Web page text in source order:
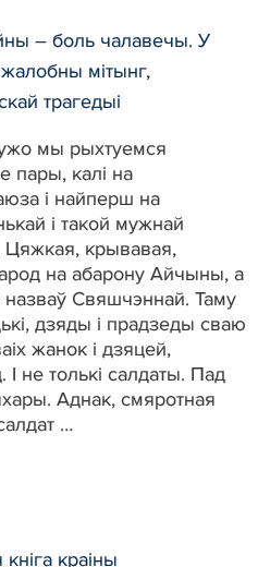
– боль чалавечы. У
мітынг,
трагедыі
мы рыхтуемся
пары, калі на
і найперш на
і такой мужнай
Цяжкая, крывавая,
на абарону Айчыны, а
Свяшчэннай. Таму
дзяды і прадзеды сваю
жанок і дзяцей,
не толькі салдаты. Пад
Аднак, смяротная
…
краіны